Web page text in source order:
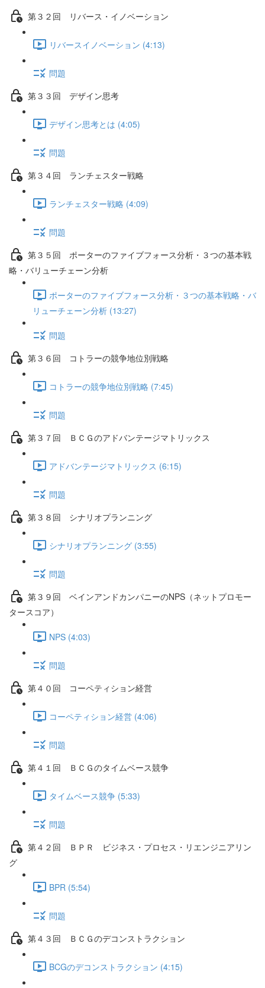
第３２回 リバース・イノベーション
リバースイノベーション (4:13)
問題
第３３回 デザイン思考
デザイン思考とは (4:05)
問題
第３４回 ランチェスター戦略
ランチェスター戦略 (4:09)
問題
第３５回 ポーターのファイブフォース分析・３つの基本戦
略・バリューチェーン分析
ポーターのファイブフォース分析・３つの基本戦略・バ
リューチェーン分析 (13:27)
問題
第３６回 コトラーの競争地位別戦略
コトラーの競争地位別戦略 (7:45)
問題
第３７回 ＢＣＧのアドバンテージマトリックス
アドバンテージマトリックス (6:15)
問題
第３８回 シナリオプランニング
シナリオプランニング (3:55)
問題
第３９回 ベインアンドカンパニーのNPS（ネットプロモー
タースコア）
NPS (4:03)
問題
第４０回 コーペティション経営
コーペティション経営 (4:06)
問題
第４１回 ＢＣＧのタイムベース競争
タイムベース競争 (5:33)
問題
第４２回 ＢＰＲ ビジネス・プロセス・リエンジニアリン
グ
BPR (5:54)
問題
第４３回 ＢＣＧのデコンストラクション
BCGのデコンストラクション (4:15)